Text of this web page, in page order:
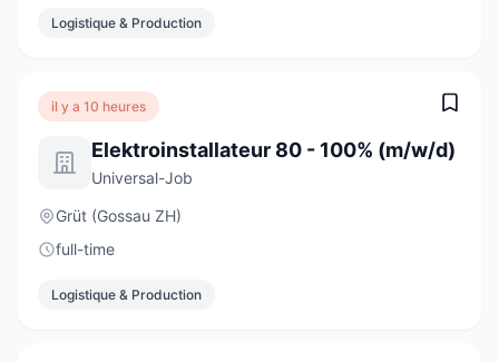
Logistique & Production
il y a 10 heures
Elektroinstallateur 80 - 100% (m/w/d)
Universal-Job
Grüt (Gossau ZH)
full-time
Logistique & Production